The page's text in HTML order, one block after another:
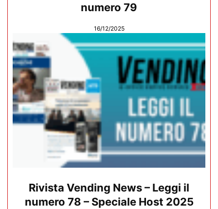
numero 79
16/12/2025
Rivista Vending News – Leggi il
numero 78 – Speciale Host 2025